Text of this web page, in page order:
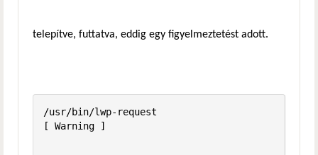
telepítve, futtatva, eddig egy figyelmeztetést adott.
/usr/bin/lwp-request
[ Warning ]